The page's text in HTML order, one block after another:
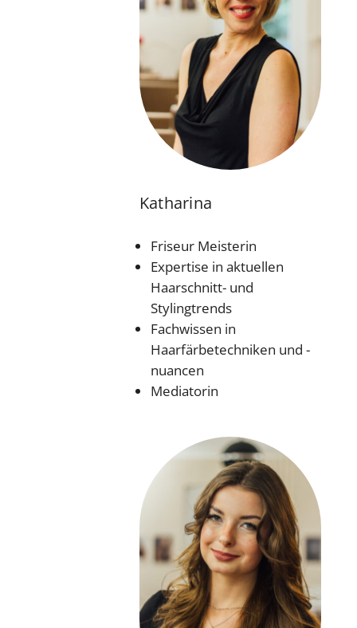
Katharina
Friseur Meisterin
Expertise in aktuellen
Haarschnitt- und
Stylingtrends
Fachwissen in
Haarfärbetechniken und -
nuancen
Mediatorin